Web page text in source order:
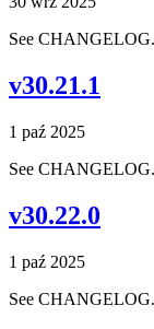
See
v30.21.1
1 paź 2025
See
v30.22.0
1 paź 2025
See